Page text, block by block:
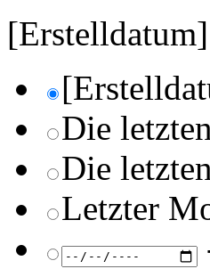
[Erstelldatum]
Die
Die
Letzter